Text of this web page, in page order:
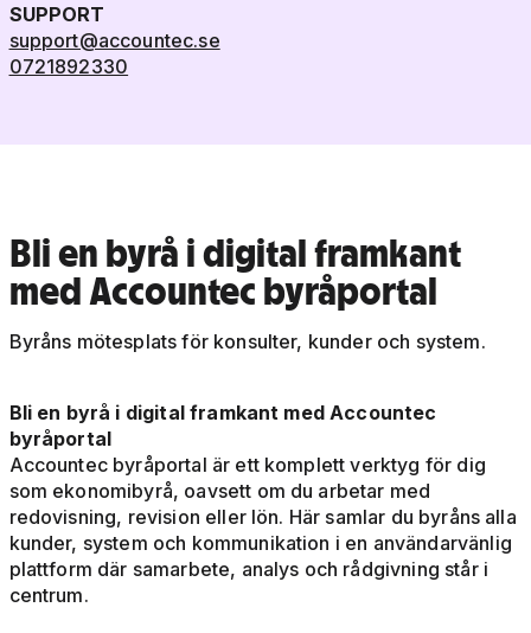
SUPPORT
support@accountec.se
0721892330
Bli en byrå i digital framkant
med Accountec byråportal
Byråns mötesplats för konsulter, kunder och system.
Bli en byrå i digital framkant med Accountec
byråportal
Accountec byråportal är ett komplett verktyg för dig
som ekonomibyrå, oavsett om du arbetar med
redovisning, revision eller lön. Här samlar du byråns alla
kunder, system och kommunikation i en användarvänlig
plattform där samarbete, analys och rådgivning står i
centrum.